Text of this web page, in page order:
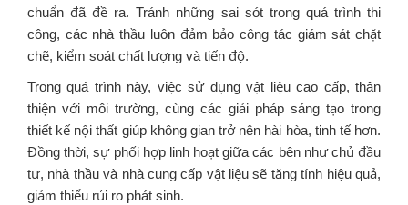
chuẩn đã đề ra. Tránh những sai sót trong quá trình thi
công, các nhà thầu luôn đảm bảo công tác giám sát chặt
chẽ, kiểm soát chất lượng và tiến độ.
Trong quá trình này, việc sử dụng vật liệu cao cấp, thân
thiện với môi trường, cùng các giải pháp sáng tạo trong
thiết kế nội thất giúp không gian trở nên hài hòa, tinh tế hơn.
Đồng thời, sự phối hợp linh hoạt giữa các bên như chủ đầu
tư, nhà thầu và nhà cung cấp vật liệu sẽ tăng tính hiệu quả,
giảm thiểu rủi ro phát sinh.